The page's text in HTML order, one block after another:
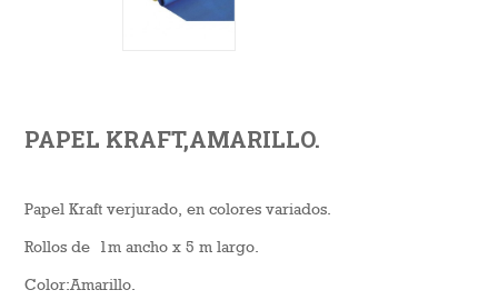
PAPEL KRAFT,AMARILLO.
Papel Kraft verjurado, en colores variados.
Rollos de 1m ancho x 5 m largo.
Color:Amarillo.